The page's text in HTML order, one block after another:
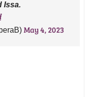
Issa.
May 4, 2023